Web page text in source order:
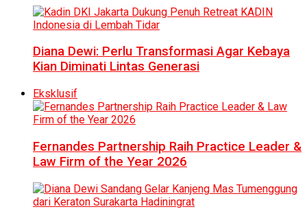
Diana Dewi: Perlu Transformasi Agar Kebaya
Kian Diminati Lintas Generasi
Eksklusif
Fernandes Partnership Raih Practice Leader &
Law Firm of the Year 2026